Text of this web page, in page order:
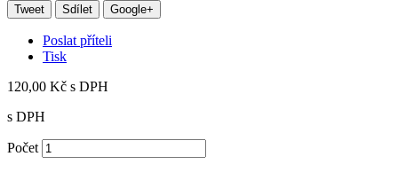
Tweet Sdílet Google+
Poslat příteli
Tisk
120,00 Kč s DPH
s DPH
Počet